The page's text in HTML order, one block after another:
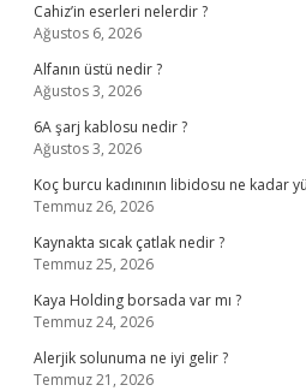
Cahiz’in eserleri nelerdir ?
Ağustos 6, 2026
Alfanın üstü nedir ?
Ağustos 3, 2026
6A şarj kablosu nedir ?
Ağustos 3, 2026
Koç burcu kadınının libidosu ne kadar
Temmuz 26, 2026
Kaynakta sıcak çatlak nedir ?
Temmuz 25, 2026
Kaya Holding borsada var mı ?
Temmuz 24, 2026
Alerjik solunuma ne iyi gelir ?
Temmuz 21, 2026